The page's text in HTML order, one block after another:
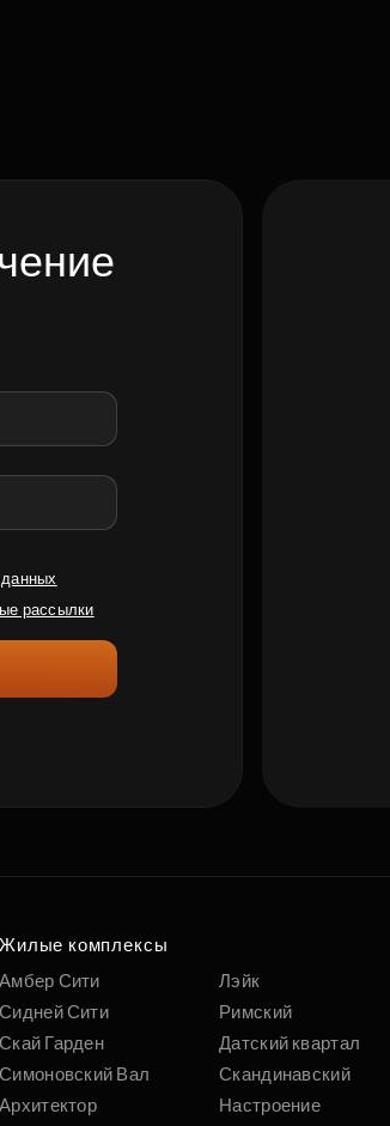
рассылки
Жилые комплексы
Амбер Сити
Сидней Сити
Скай Гарден
Симоновский Вал
Архитектор
Лэйк
Римский
Датский квартал
Скандинавский
Настроение